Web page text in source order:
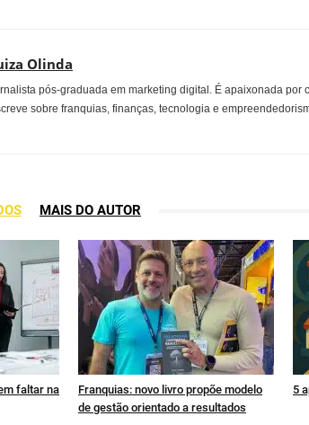
Olinda
pós-graduada em marketing digital. É apaixonada por
sobre franquias, finanças, tecnologia e
MAIS DO AUTOR
faltar na
Franquias: novo livro propõe modelo
de gestão orientado a resultados
5